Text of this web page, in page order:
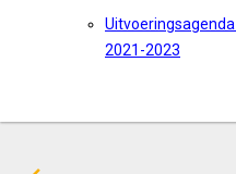
Uitvoeringsagenda
2021-2023